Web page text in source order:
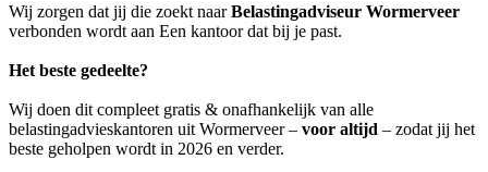
Wij zorgen dat jij die zoekt naarBelastingadviseur Wormerveer
verbonden wordt aan Een kantoor dat bij je past.
Het beste gedeelte?
Wij doen dit compleet gratis & onafhankelijk van alle
belastingadvieskantoren uit Wormerveer – voor altijd – zodat jij het
beste geholpen wordt in 2026 en verder.